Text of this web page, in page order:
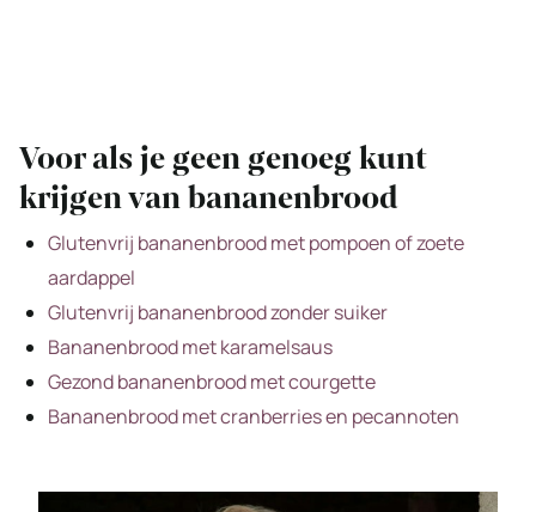
Voor als je geen genoeg kunt
krijgen van bananenbrood
Glutenvrij bananenbrood met pompoen of zoete
aardappel
Glutenvrij bananenbrood zonder suiker
Bananenbrood met karamelsaus
Gezond bananenbrood met courgette
Bananenbrood met cranberries en pecannoten